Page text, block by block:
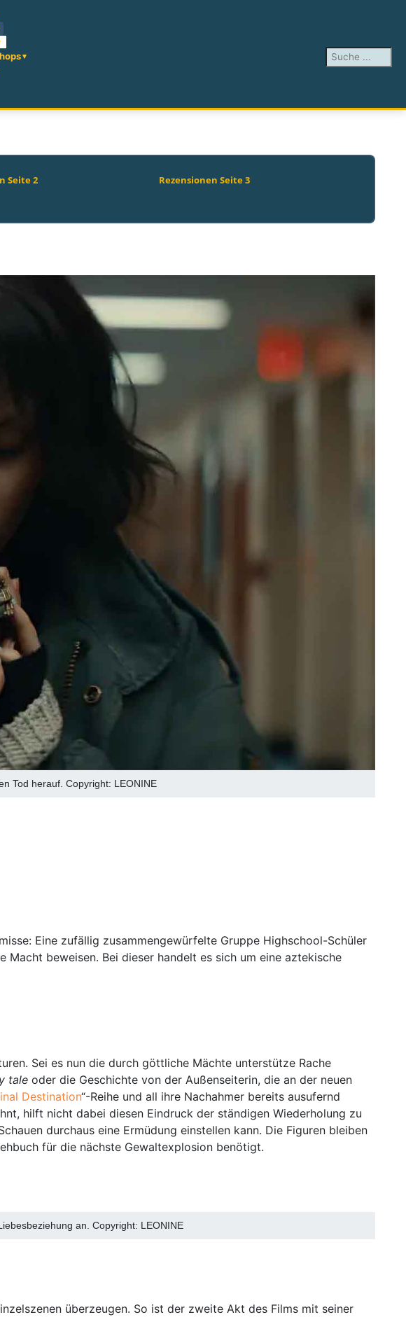
Suchen ...
Seite 2
Rezensionen Seite 3
Tod herauf. Copyright: LEONINE
Eine zufällig zusammengewürfelte Gruppe Highschool-Schüler
beweisen. Bei dieser handelt es sich um eine aztekische
Sei es nun die durch göttliche Mächte unterstütze Rache
tale oder die Geschichte von der Außenseiterin, die an der neuen
Destination“-Reihe und all ihre Nachahmer bereits ausufernd
hilft nicht dabei diesen Eindruck der ständigen Wiederholung zu
durchaus eine Ermüdung einstellen kann. Die Figuren bleiben
für die nächste Gewaltexplosion benötigt.
an. Copyright: LEONINE
überzeugen. So ist der zweite Akt des Films mit seiner